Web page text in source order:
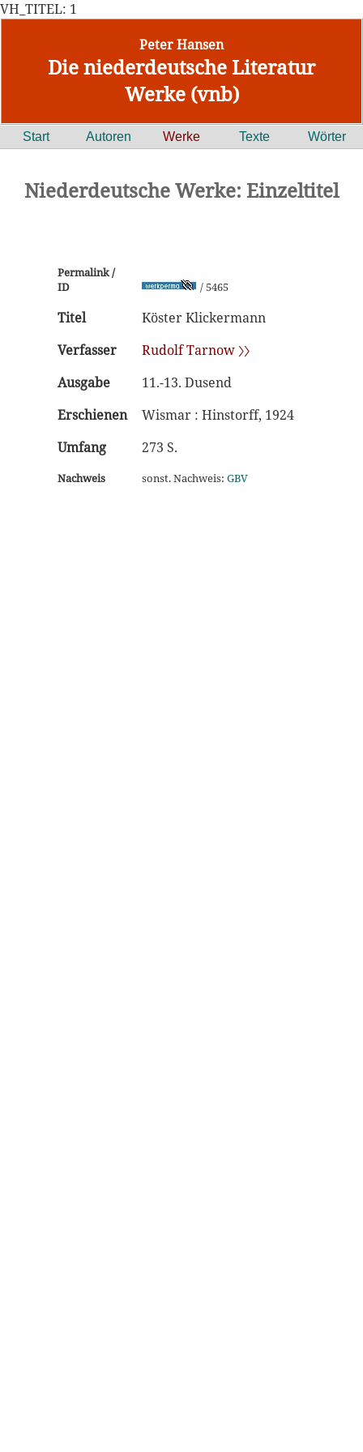
VH_TITEL: 1
Peter Hansen
Die niederdeutsche Literatur
Werke (vnb)
Start Autoren Werke Texte Wörter
Niederdeutsche Werke: Einzeltitel
Permalink /
ID
/ 5465
Titel
Köster Klickermann
Verfasser
Rudolf Tarnow 〉〉
Ausgabe
11.-13. Dusend
Erschienen
Wismar : Hinstorff, 1924
Umfang
273 S.
Nachweis sonst. Nachweis: GBV